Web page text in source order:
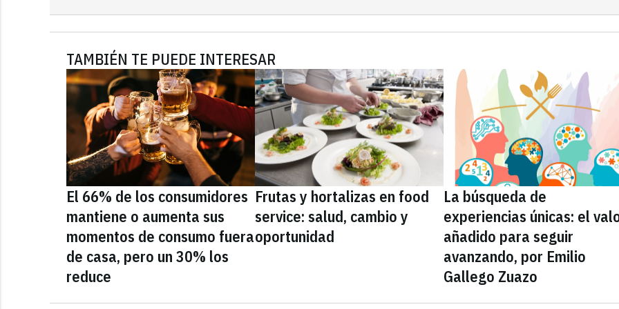
TAMBIÉN TE PUEDE INTERESAR
El 66% de los consumidores
mantiene o aumenta sus
momentos de consumo fuera
de casa, pero un 30% los
reduce
Frutas y hortalizas en food
service: salud, cambio y
oportunidad
La búsqueda de
experiencias únicas: el
añadido para seguir
avanzando, por Emilio
Gallego Zuazo